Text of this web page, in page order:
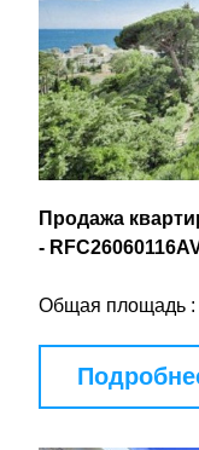
Продажа
-
Общая площадь :